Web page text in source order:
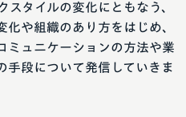
スタイルの変化にともなう、
化や組織のあり方をはじめ、
ミュニケーションの方法や業
手段について発信していきま